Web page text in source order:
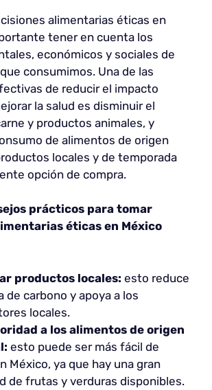
alimentarias éticas en
tener en cuenta los
económicos y sociales de
consumimos. Una de las
de reducir el impacto
la salud es disminuir el
y productos animales, y
de alimentos de origen
locales y de temporada
opción de compra.
prácticos para tomar
éticas en México
productos locales: esto reduce
de carbono y apoya a los
locales.
a los alimentos de origen
esto puede ser más fácil de
México, ya que hay una gran
de frutas y verduras disponibles.